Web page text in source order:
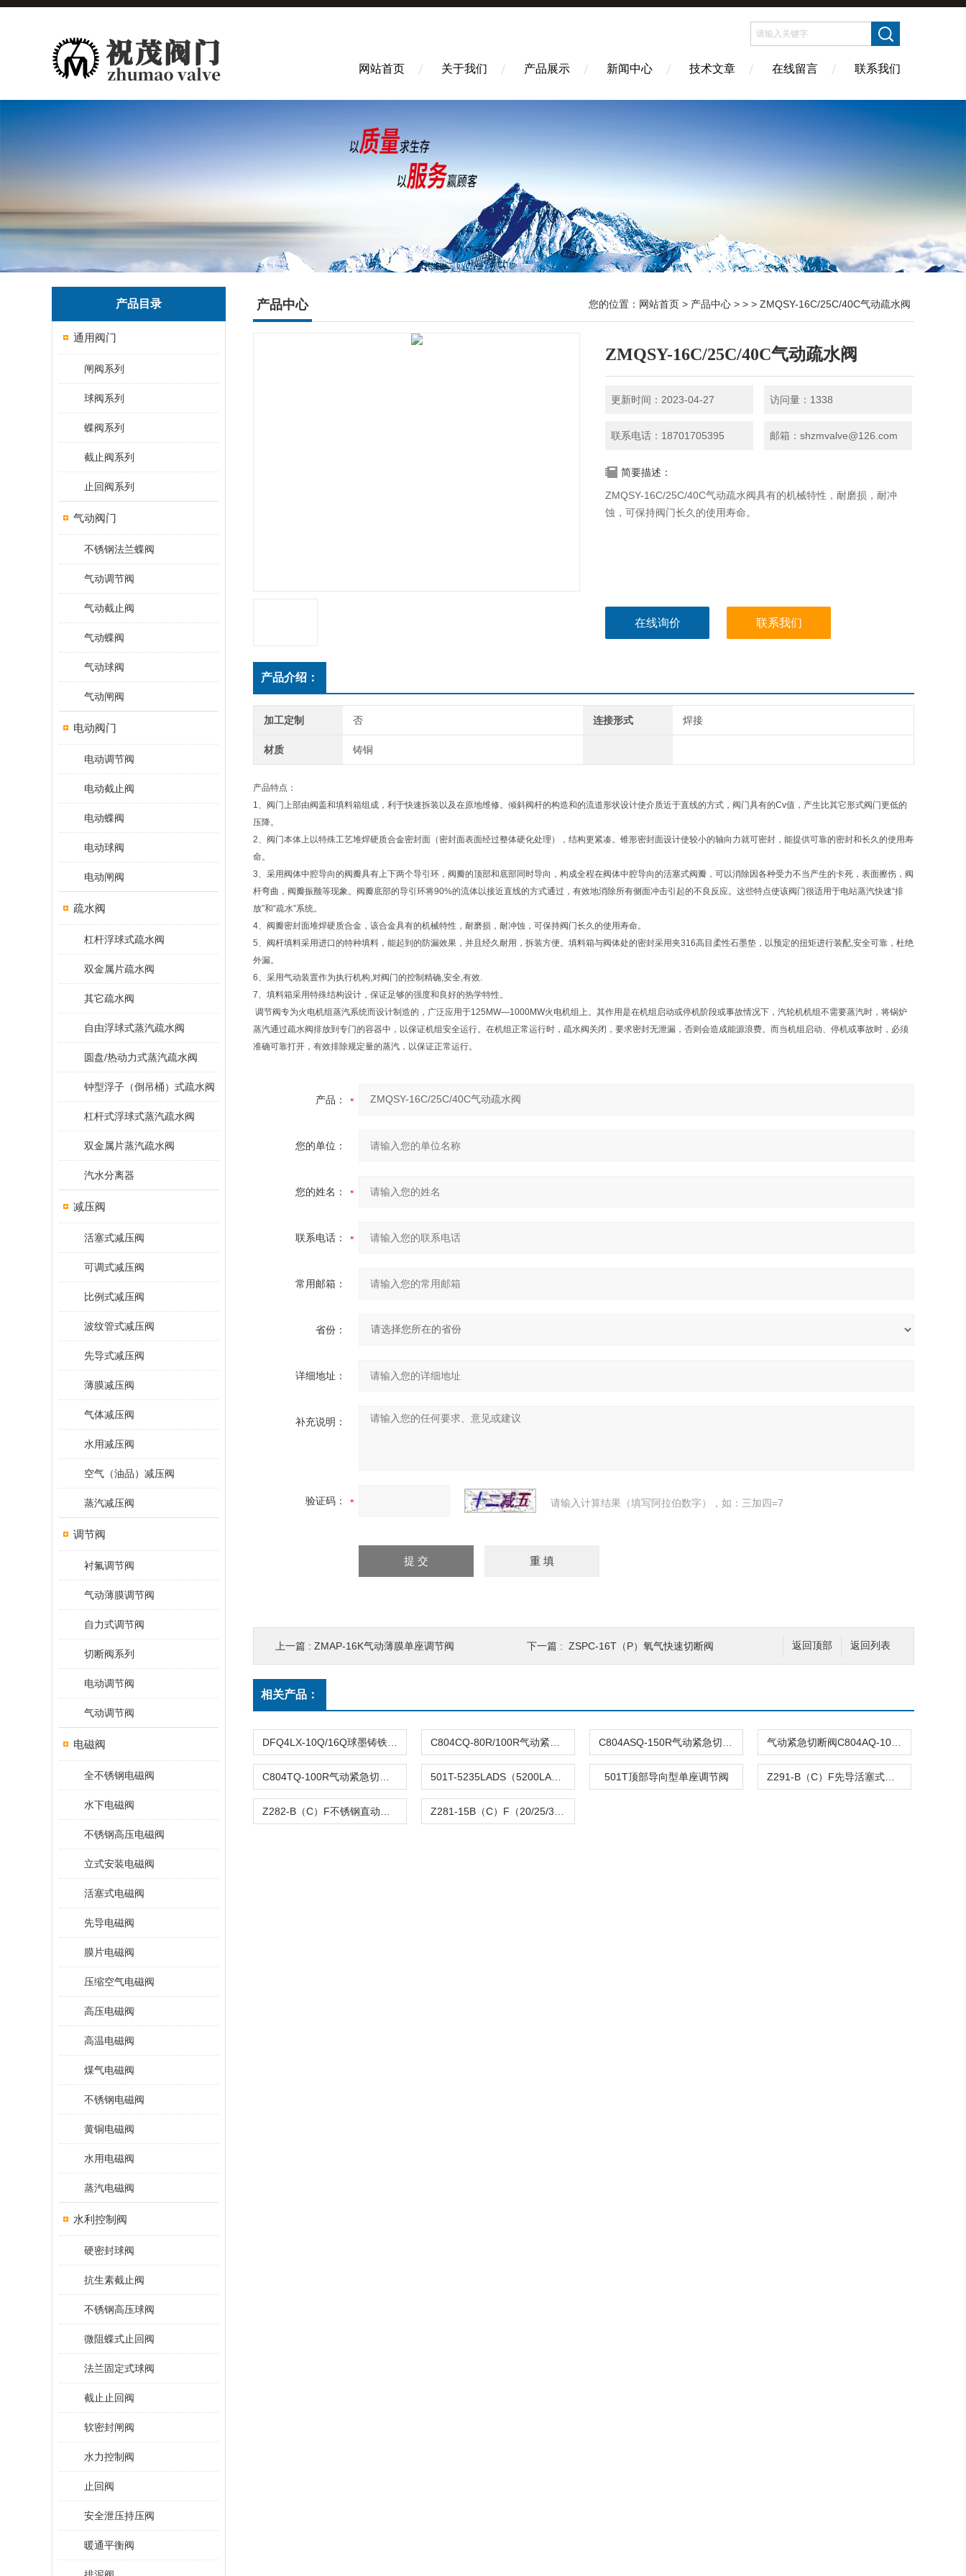
网站首页 关于我们 产品展示 新闻中心 技术文章 在线留言 联系我们
产品目录
通用阀门
闸阀系列
球阀系列
蝶阀系列
截止阀系列
止回阀系列
气动阀门
不锈钢法兰蝶阀
气动调节阀
气动截止阀
气动蝶阀
气动球阀
气动闸阀
电动阀门
电动调节阀
电动截止阀
电动蝶阀
电动球阀
电动闸阀
疏水阀
杠杆浮球式疏水阀
双金属片疏水阀
其它疏水阀
自由浮球式蒸汽疏水阀
圆盘/热动力式蒸汽疏水阀
钟型浮子（倒吊桶）式疏水阀
杠杆式浮球式蒸汽疏水阀
双金属片蒸汽疏水阀
汽水分离器
减压阀
活塞式减压阀
可调式减压阀
比例式减压阀
波纹管式减压阀
先导式减压阀
薄膜减压阀
气体减压阀
水用减压阀
空气（油品）减压阀
蒸汽减压阀
调节阀
衬氟调节阀
气动薄膜调节阀
自力式调节阀
切断阀系列
电动调节阀
气动调节阀
电磁阀
全不锈钢电磁阀
水下电磁阀
不锈钢高压电磁阀
立式安装电磁阀
活塞式电磁阀
先导电磁阀
膜片电磁阀
压缩空气电磁阀
高压电磁阀
高温电磁阀
煤气电磁阀
不锈钢电磁阀
黄铜电磁阀
水用电磁阀
蒸汽电磁阀
水利控制阀
硬密封球阀
抗生素截止阀
不锈钢高压球阀
微阻蝶式止回阀
法兰固定式球阀
截止止回阀
软密封闸阀
水力控制阀
止回阀
安全泄压持压阀
暖通平衡阀
产品中心 您的位置： 网站首页 > 产品中心 > > > ZMQSY-16C/25C/40C气动疏水阀
ZMQSY-16C/25C/40C气动疏水阀
更新时间：2023-04-27 访问量：1338
联系电话：18701705395 邮箱：shzmvalve@126.com
简要描述：
ZMQSY-16C/25C/40C气动疏水阀具有的机械特性，耐磨损，耐冲
蚀，可保持阀门长久的使用寿命。
在线询价 联系我们
产品介绍：
加工定制 否 连接形式 焊接
材质 铸铜
产品特点：
1、阀门上部由阀盖和填料箱组成，利于快速拆装以及在原地维修。倾斜阀杆的构造和的流道形状设计使介质近于直线的方式，阀门具有的Cv值，产生比其它形式阀门更低的
压降。
2、阀门本体上以特殊工艺堆焊硬质合金密封面（密封面表面经过整体硬化处理），结构更紧凑。锥形密封面设计使较小的轴向力就可密封，能提供可靠的密封和长久的使用寿
命。
3、采用阀体中腔导向的阀瓣具有上下两个导引环，阀瓣的顶部和底部同时导向，构成全程在阀体中腔导向的活塞式阀瓣，可以消除因各种受力不当产生的卡死，表面擦伤，阀
杆弯曲，阀瓣振颤等现象。阀瓣底部的导引环将90%的流体以接近直线的方式通过，有效地消除所有侧面冲击引起的不良反应。这些特点使该阀门很适用于电站蒸汽快速“排
放”和“疏水”系统。
4、阀瓣密封面堆焊硬质合金，该合金具有的机械特性，耐磨损，耐冲蚀，可保持阀门长久的使用寿命。
5、阀杆填料采用进口的特种填料，能起到的防漏效果，并且经久耐用，拆装方便。填料箱与阀体处的密封采用夹316高目柔性石墨垫，以预定的扭矩进行装配,安全可靠，杜绝
外漏。
6、采用气动装置作为执行机构,对阀门的控制精确,安全,有效.
7、填料箱采用特殊结构设计，保证足够的强度和良好的热学特性。
调节阀专为火电机组蒸汽系统而设计制造的，广泛应用于125MW—1000MW火电机组上。其作用是在机组启动或停机阶段或事故情况下，汽轮机机组不需要蒸汽时，将锅炉
蒸汽通过疏水阀排放到专门的容器中，以保证机组安全运行。在机组正常运行时，疏水阀关闭，要求密封无泄漏，否则会造成能源浪费。而当机组启动、停机或事故时，必须
准确可靠打开，有效排除规定量的蒸汽，以保证正常运行。
产品：
您的单位：
您的姓名：
联系电话：
常用邮箱：
省份：
详细地址：
补充说明：
验证码： 请输入计算结果（填写阿拉伯数字），如：三加四=7
返回列表
返回顶部
上一篇 : ZMAP-16K气动薄膜单座调节阀 下一篇 : ZSPC-16T（P）氧气快速切断阀
相关产品：
501T顶部导向型单座调节阀